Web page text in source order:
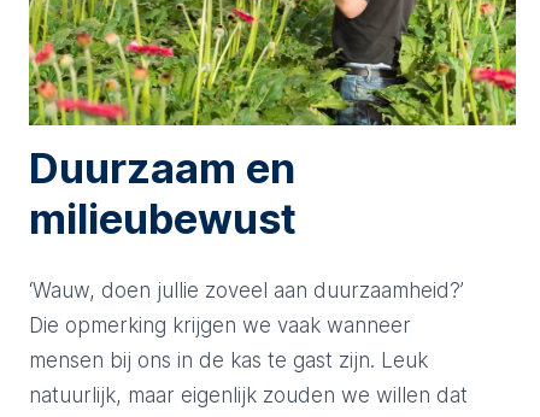
Duurzaam en
milieubewust
‘Wauw, doen jullie zoveel aan duurzaamheid?’
Die opmerking krijgen we vaak wanneer
mensen bij ons in de kas te gast zijn. Leuk
natuurlijk, maar eigenlijk zouden we willen dat